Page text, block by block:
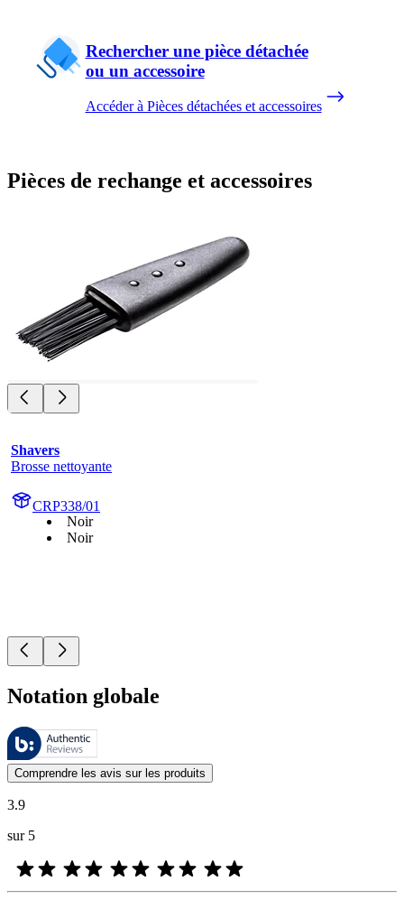
Rechercher une pièce détachée
ou un accessoire
Accéder à Pièces détachées et accessoires
Pièces de rechange et accessoires
Shavers
Brosse nettoyante
CRP338/01
Noir
Noir
Notation globale
Ces évaluations sont gérées par Bazaarvoice et sont conformes à la
Les avis des clients exprimés sous forme d'évaluations de produits
Comprendre les avis sur les produits
3.9
sur 5